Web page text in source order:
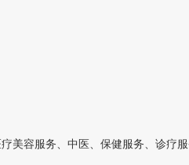
容服务、中医、保健服务、诊疗